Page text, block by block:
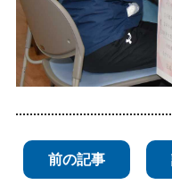
前の記事